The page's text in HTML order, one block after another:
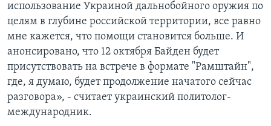
использование Украиной дальнобойного оружия по
целям в глубине российской территории, все равно
мне кажется, что помощи становится больше. И
анонсировано, что 12 октября Байден будет
присутствовать на встрече в формате "Рамштайн",
где, я думаю, будет продолжение начатого сейчас
разговора», - считает украинский политолог-
международник.